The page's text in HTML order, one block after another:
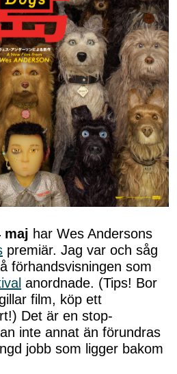
maj har Wes Andersons
premiär. Jag var och såg
förhandsvisningen som
anordnade. (Tips! Bor
film, köp ett
Det är en stop-
inte annat än förundras
jobb som ligger bakom